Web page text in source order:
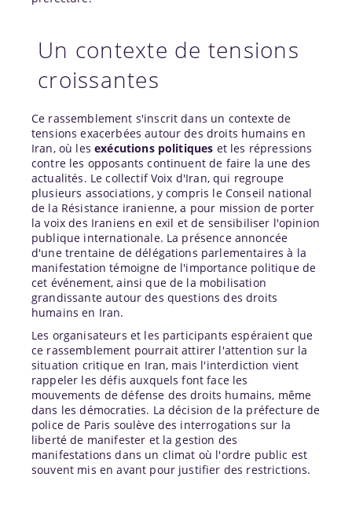
Un contexte de tensions
croissantes
Ce rassemblement s'inscrit dans un contexte de
tensions exacerbées autour des droits humains en
Iran, où lesexécutions politiques et les répressions
contre les opposants continuent de faire la une des
actualités. Le collectif Voix d'Iran, qui regroupe
plusieurs associations, y compris le Conseil national
de la Résistance iranienne, a pour mission de porter
la voix des Iraniens en exil et de sensibiliser l'opinion
publique internationale. La présence annoncée
d'une trentaine de délégations parlementaires à la
manifestation témoigne de l'importance politique de
cet événement, ainsi que de la mobilisation
grandissante autour des questions des droits
humains en Iran.
Les organisateurs et les participants espéraient que
ce rassemblement pourrait attirer l'attention sur la
situation critique en Iran, mais l'interdiction vient
rappeler les défis auxquels font face les
mouvements de défense des droits humains, même
dans les démocraties. La décision de la préfecture de
police de Paris soulève des interrogations sur la
liberté de manifester et la gestion des
manifestations dans un climat où l'ordre public est
souvent mis en avant pour justifier des restrictions.